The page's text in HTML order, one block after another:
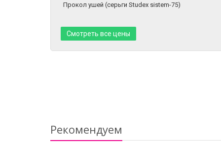
Прокол ушей (серьги Studex sistem-75)
Смотреть все цены
Рекомендуем